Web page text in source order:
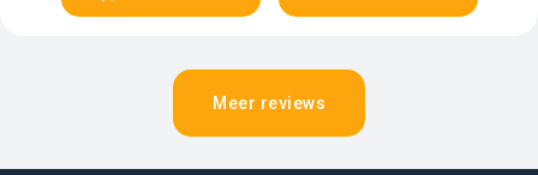
Meer reviews